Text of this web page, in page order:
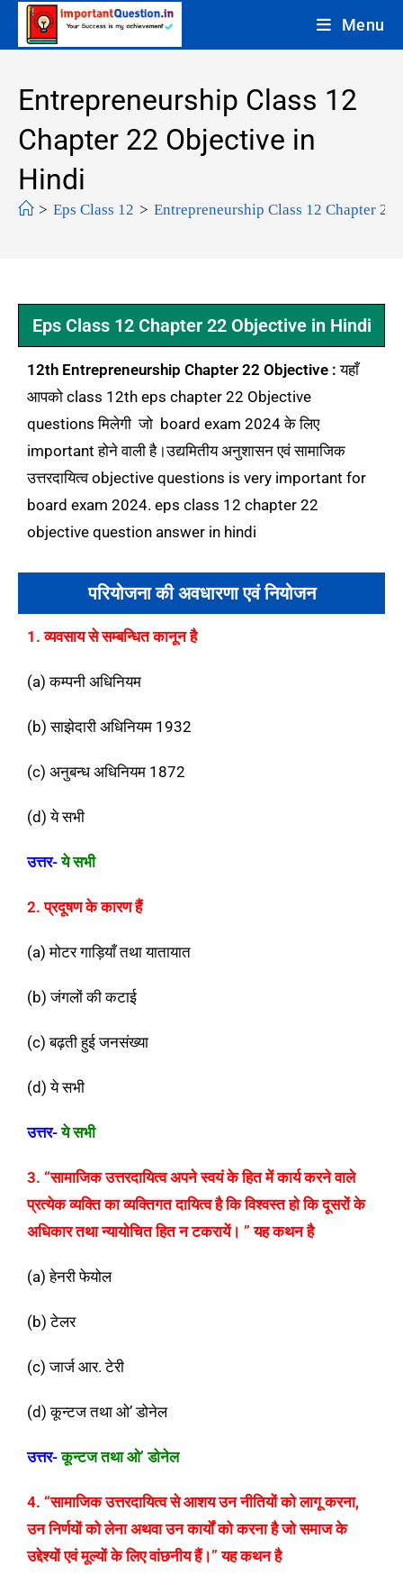
Menu
Entrepreneurship Class 12
Chapter 22 Objective in
Hindi
> Eps Class 12 > Entrepreneurship Class 12 Chapter
Eps Class 12 Chapter 22 Objective in Hindi
12th Entrepreneurship Chapter 22 Objective : यहाँ
आपको class 12th eps chapter 22 Objective
questions मिलेगी जो board exam 2024 के लिए
important होने वाली है।उद्यमितीय अनुशासन एवं सामाजिक
उत्तरदायित्व objective questions is very important for
board exam 2024. eps class 12 chapter 22
objective question answer in hindi
परियोजना की अवधारणा एवं नियोजन
1. व्यवसाय से सम्बन्धित कानून है
(a) कम्पनी अधिनियम
(b) साझेदारी अधिनियम 1932
(c) अनुबन्ध अधिनियम 1872
(d) ये सभी
उत्तर- ये सभी
2. प्रदूषण के कारण हैं
(a) मोटर गाड़ियाँ तथा यातायात
(b) जंगलों की कटाई
(c) बढ़ती हुई जनसंख्या
(d) ये सभी
उत्तर- ये सभी
3. “सामाजिक उत्तरदायित्व अपने स्वयं के हित में कार्य करने वाले
प्रत्येक व्यक्ति का व्यक्तिगत दायित्व है कि विश्वस्त हो कि दूसरों के
अधिकार तथा न्यायोचित हित न टकरायें। ” यह कथन है
(a) हेनरी फेयोल
(b) टेलर
(c) जार्ज आर. टेरी
(d) कून्टज तथा ओ’ डोनेल
उत्तर- कून्टज तथा ओ’ डोनेल
4. “सामाजिक उत्तरदायित्व से आशय उन नीतियों को लागू करना,
उन निर्णयों को लेना अथवा उन कार्यों को करना है जो समाज के
उद्देश्यों एवं मूल्यों के लिए वांछनीय हैं।” यह कथन है